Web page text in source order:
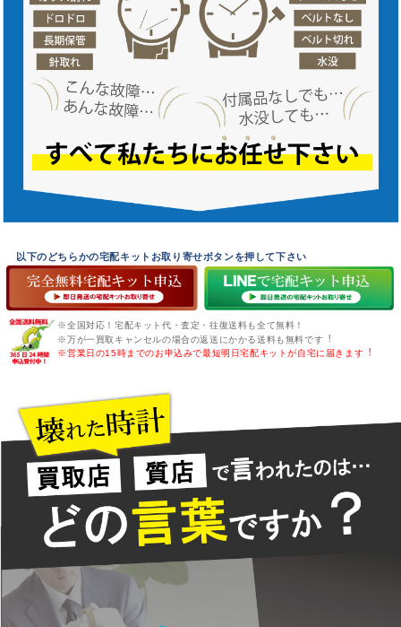
以下のどちらかの宅配キットお取り寄せボタンを押して下さい
※全国対応！宅配キット代・査定・往復送料も全て無料！
※万が一買取キャンセルの場合の返送にかかる送料も無料です︕
※営業日の15時までのお申込みで最短明日宅配キットが自宅に届きます︕